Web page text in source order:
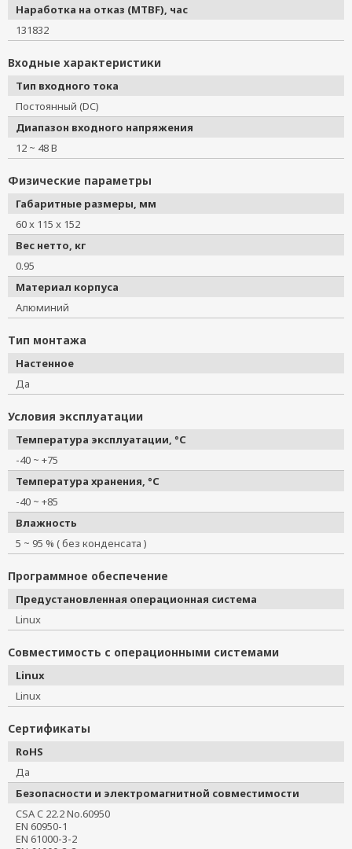
Наработка на отказ (MTBF), час
131832
Входные характеристики
Тип входного тока
Постоянный (DC)
Диапазон входного напряжения
12 ~ 48 В
Физические параметры
Габаритные размеры, мм
60 x 115 x 152
Вес нетто, кг
0.95
Материал корпуса
Алюминий
Тип монтажа
Настенное
Да
Условия эксплуатации
Температура эксплуатации, °C
-40 ~ +75
Температура хранения, °C
-40 ~ +85
Влажность
5 ~ 95 % ( без конденсата )
Программное обеспечение
Предустановленная операционная система
Linux
Совместимость с операционными системами
Linux
Linux
Сертификаты
RoHS
Да
Безопасности и электромагнитной совместимости
CSA C 22.2 No.60950
EN 60950-1
EN 61000-3-2